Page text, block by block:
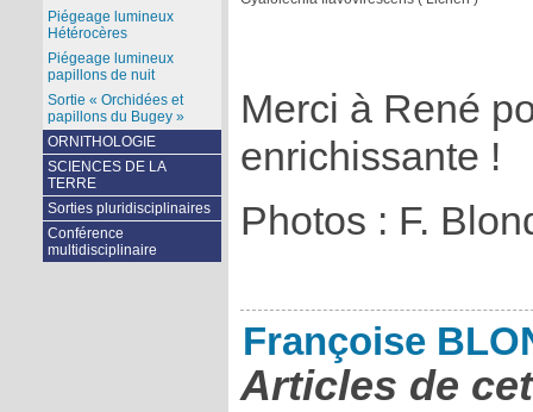
Merci à René
enrichissante !
Photos : F.
Françoise
Articles de
Piégeage lumineux
Hétérocères
Piégeage lumineux
papillons de nuit
Sortie « Orchidées et
papillons du Bugey »
ORNITHOLOGIE
SCIENCES DE LA
TERRE
Sorties pluridisciplinaires
Conférence
multidisciplinaire